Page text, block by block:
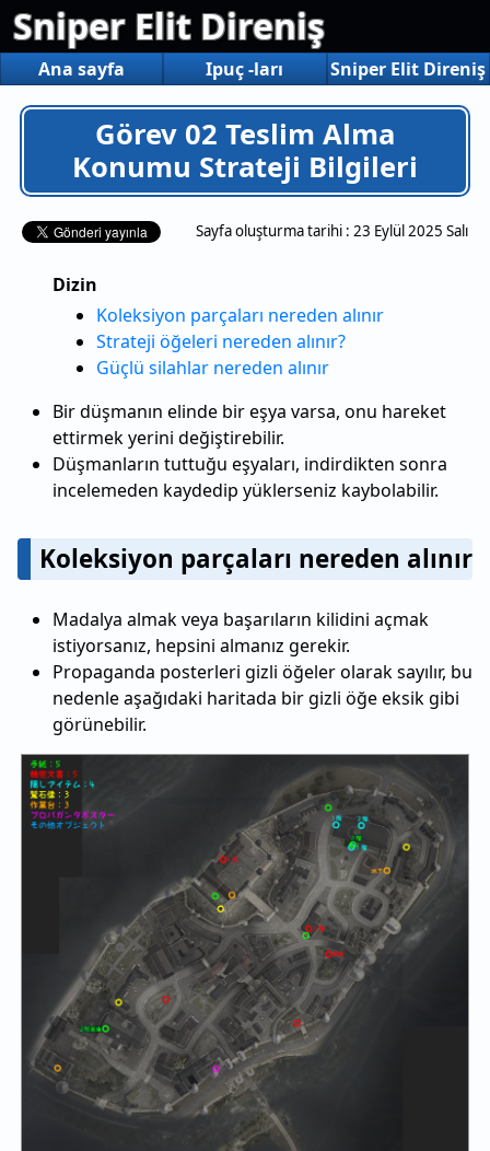
Sniper Elit Direniş
Ana sayfa Ipuç -ları Sniper Elit Direniş
Görev 02 Teslim Alma
Konumu Strateji Bilgileri
Sayfa oluşturma tarihi : 23 Eylül 2025 Salı
Dizin
Koleksiyon parçaları nereden alınır
Strateji öğeleri nereden alınır?
Güçlü silahlar nereden alınır
Bir düşmanın elinde bir eşya varsa, onu hareket
ettirmek yerini değiştirebilir.
Düşmanların tuttuğu eşyaları, indirdikten sonra
incelemeden kaydedip yüklerseniz kaybolabilir.
Koleksiyon parçaları nereden alınır
Madalya almak veya başarıların kilidini açmak
istiyorsanız, hepsini almanız gerekir.
Propaganda posterleri gizli öğeler olarak sayılır, bu
nedenle aşağıdaki haritada bir gizli öğe eksik gibi
görünebilir.